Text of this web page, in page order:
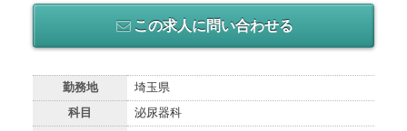
この求人に問い合わせる
勤務地 埼玉県
科目 泌尿器科